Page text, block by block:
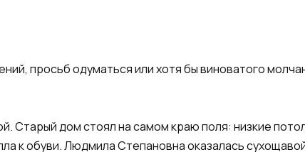
просьб одуматься или хотя бы виноватого
Старый дом стоял на самом краю поля: низкие
к обуви. Людмила Степановна оказалась